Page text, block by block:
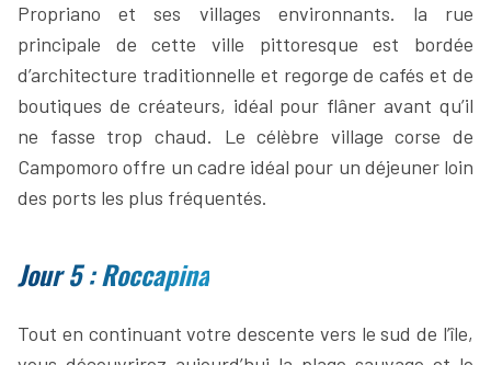
Propriano et ses villages environnants. la rue
principale de cette ville pittoresque est bordée
d’architecture traditionnelle et regorge de cafés et de
boutiques de créateurs, idéal pour flâner avant qu’il
ne fasse trop chaud. Le célèbre village corse de
Campomoro offre un cadre idéal pour un déjeuner loin
des ports les plus fréquentés.
Jour 5 : Roccapina
Tout en continuant votre descente vers le sud de l’île,